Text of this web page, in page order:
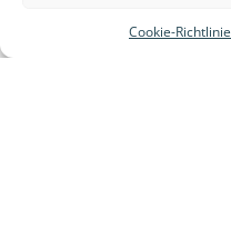
Cookie-Richtlinie